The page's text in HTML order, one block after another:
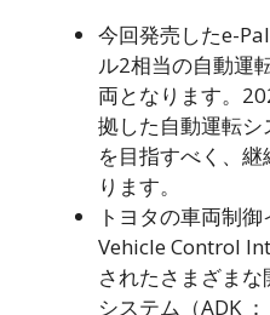
今回発売したe-
ル2相当の自動運
両となります。
拠した自動運転シ
を目指すべく、
ります。
トヨタの車両制御
Vehicle Control
されたさまざま
システム（ADK